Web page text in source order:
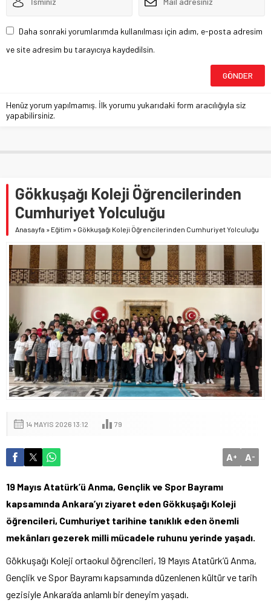
Daha sonraki yorumlarımda kullanılması için adım, e-posta adresim
ve site adresim bu tarayıcıya kaydedilsin.
Henüz yorum yapılmamış. İlk yorumu yukarıdaki form aracılığıyla siz
yapabilirsiniz.
Gökkuşağı Koleji Öğrencilerinden
Cumhuriyet Yolculuğu
Anasayfa » Eğitim » Gökkuşağı Koleji Öğrencilerinden Cumhuriyet Yolculuğu
14 MAYIS 2026 13:12 79
A+ A-
19 Mayıs Atatürk’ü Anma, Gençlik ve Spor Bayramı
kapsamında Ankara’yı ziyaret eden Gökkuşağı Koleji
öğrencileri, Cumhuriyet tarihine tanıklık eden önemli
mekânları gezerek milli mücadele ruhunu yerinde yaşadı.
Gökkuşağı Koleji ortaokul öğrencileri, 19 Mayıs Atatürk’ü Anma,
Gençlik ve Spor Bayramı kapsamında düzenlenen kültür ve tarih
gezisiyle Ankara’da anlamlı bir deneyim yaşadı.